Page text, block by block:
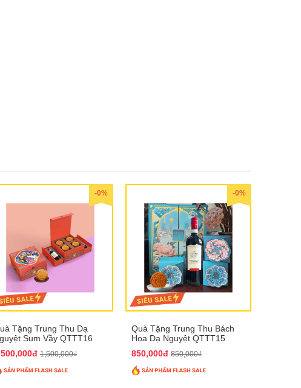
-0%
Tặng Trung Thu Dạ
Sum Vầy QTTT16
1,500,000₫
-0%
Quà Tặng Trung Thu Bách
Hoa Dạ Nguyệt QTTT15
850,000đ 850,000₫